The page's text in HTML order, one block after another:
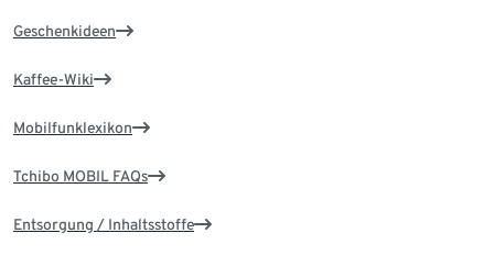
Geschenkideen
Kaffee-Wiki
Mobilfunklexikon
Tchibo MOBIL FAQs
Entsorgung / Inhaltsstoffe